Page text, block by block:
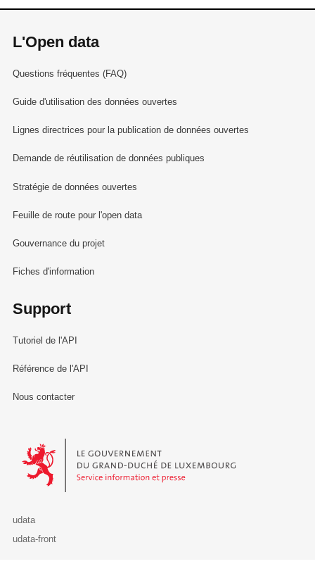
L'Open data
Questions fréquentes (FAQ)
Guide d'utilisation des données ouvertes
Lignes directrices pour la publication de données ouvertes
Demande de réutilisation de données publiques
Stratégie de données ouvertes
Feuille de route pour l'open data
Gouvernance du projet
Fiches d'information
Support
Tutoriel de l'API
Référence de l'API
Nous contacter
Le Gouvernement du Grand-Duché de Luxembourg - Service
udata
udata-front